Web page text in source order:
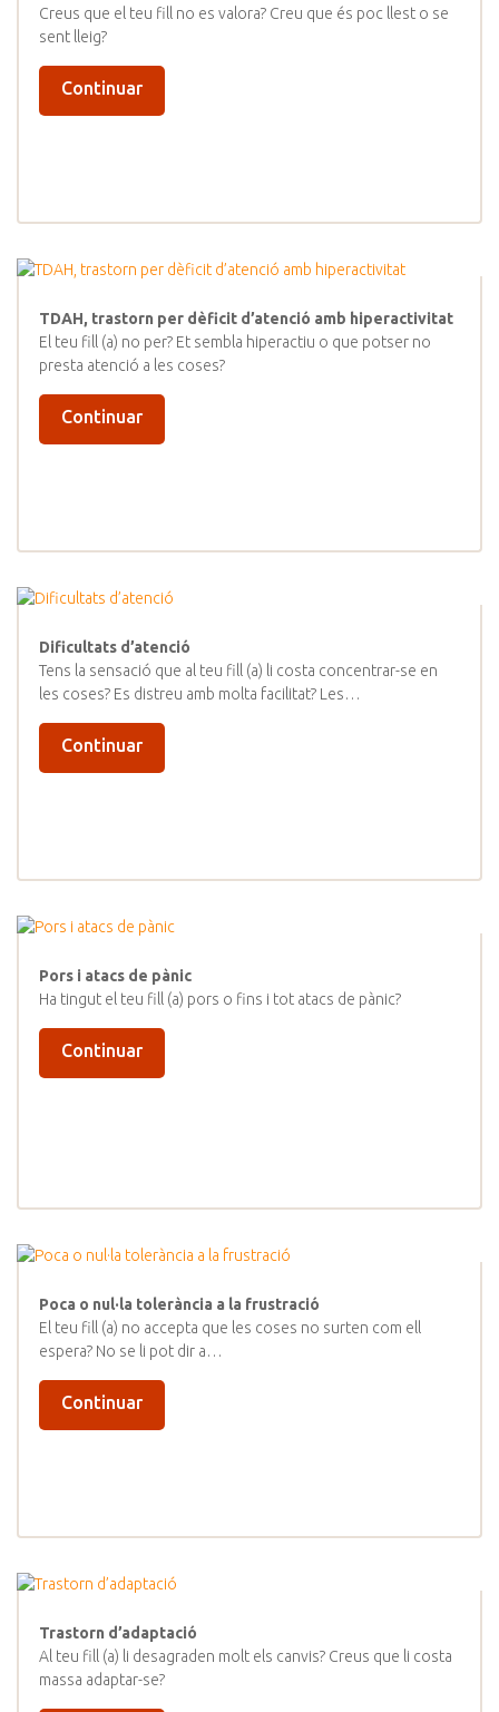
Creus que el teu fill no es valora? Creu que és poc llest o se
sent lleig?
Continuar
TDAH, trastorn per dèficit d’atenció amb hiperactivitat
El teu fill (a) no per? Et sembla hiperactiu o que potser no
presta atenció a les coses?
Continuar
Dificultats d’atenció
Tens la sensació que al teu fill (a) li costa concentrar-se en
les coses? Es distreu amb molta facilitat? Les…
Continuar
Pors i atacs de pànic
Ha tingut el teu fill (a) pors o fins i tot atacs de pànic?
Continuar
Poca o nul·la tolerància a la frustració
El teu fill (a) no accepta que les coses no surten com ell
espera? No se li pot dir a…
Continuar
Trastorn d’adaptació
Al teu fill (a) li desagraden molt els canvis? Creus que li costa
massa adaptar-se?